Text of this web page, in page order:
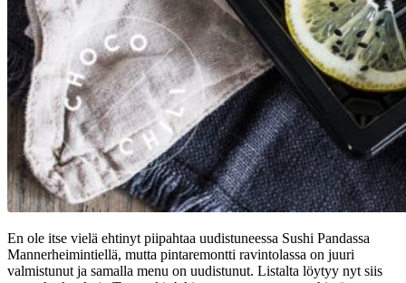
En ole itse vielä ehtinyt piipahtaa uudistuneessa Sushi Pandassa
Mannerheimintiellä, mutta pintaremontti ravintolassa on juuri
valmistunut ja samalla menu on uudistunut. Listalta löytyy nyt siis